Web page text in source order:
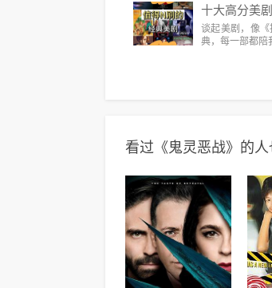
十大高分美
谈起美剧，像
典，每一部都陪
看过《鬼灵恶战》的人